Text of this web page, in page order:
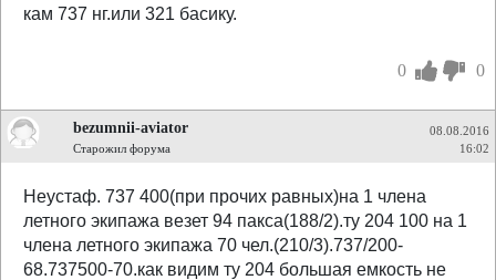
кам 737 нг.или 321 басику.
0 0
bezumnii-aviator
Старожил форума
08.08.2016
16:02
Неустаф. 737 400(при прочих равных)на 1 члена
летного экипажа везет 94 пакса(188/2).ту 204 100 на 1
члена летного экипажа 70 чел.(210/3).737/200-
68.737500-70.как видим ту 204 большая емкость не